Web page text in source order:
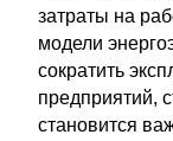
затраты на
модели
сократить
предприятий,
становится